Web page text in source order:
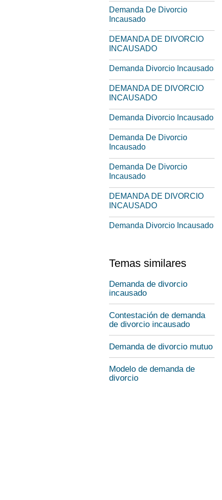
Demanda De Divorcio
Incausado
DEMANDA DE DIVORCIO
INCAUSADO
Demanda Divorcio Incausado
DEMANDA DE DIVORCIO
INCAUSADO
Demanda Divorcio Incausado
Demanda De Divorcio
Incausado
Demanda De Divorcio
Incausado
DEMANDA DE DIVORCIO
INCAUSADO
Demanda Divorcio Incausado
Temas similares
Demanda de divorcio
incausado
Contestación de demanda
de divorcio incausado
Demanda de divorcio mutuo
Modelo de demanda de
divorcio